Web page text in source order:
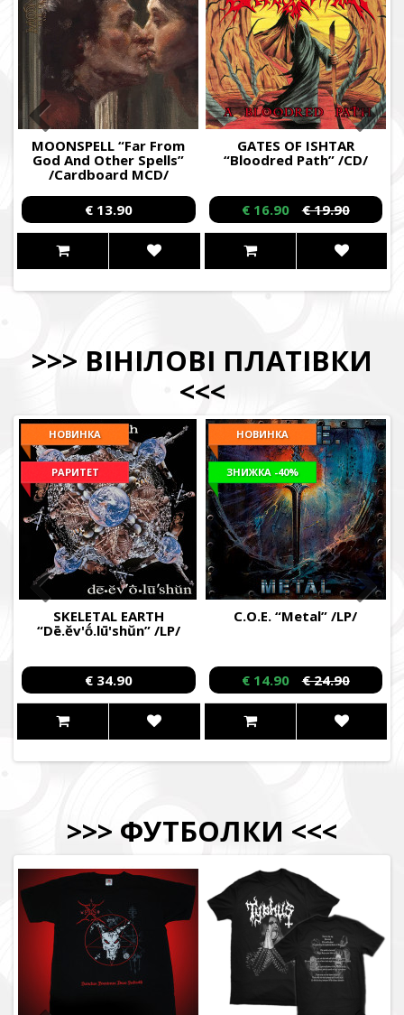
MOONSPELL “Far From
God And Other Spells”
/Cardboard MCD/
€ 13.90
GATES OF ISHTAR
“Bloodred Path” /CD/
€ 16.90 € 19.90
>>> ВІНІЛОВІ ПЛАТІВКИ
<<<
SKELETAL EARTH
“Dē.ĕv'ṓ.lū'shŭn” /LP/
НОВИНКА
РАРИТЕТ
€ 34.90
C.O.E. “Metal” /LP/
НОВИНКА
ЗНИЖКА -40%
€ 14.90 € 24.90
>>> ФУТБОЛКИ <<<
ПІДТРИМАТИ ЗБРОЙНІ СИЛИ УКРАЇНИ
Повернись живим
Come Back Alive